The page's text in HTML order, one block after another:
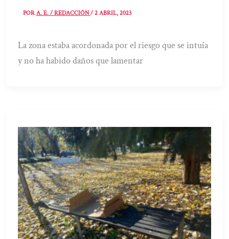
PORA. E. / REDACCIÓN/2 ABRIL, 2023
La zona estaba acordonada por el riesgo que se intuía
y no ha habido daños que lamentar